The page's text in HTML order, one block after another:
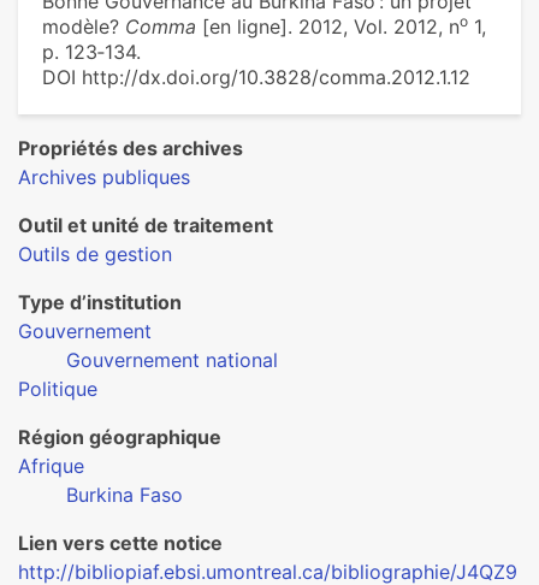
modèle? Comma [en ligne]. 2012, Vol. 2012, no 1,
p. 123‑134.
DOI http://dx.doi.org/10.3828/comma.2012.1.12
Propriétés des archives
Archives publiques
Outil et unité de traitement
Outils de gestion
Type d’institution
Gouvernement
Gouvernement national
Politique
Région géographique
Afrique
Burkina Faso
Lien vers cette notice
http://bibliopiaf.ebsi.umontreal.ca/bibliographie/J4QZ9